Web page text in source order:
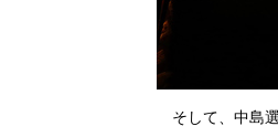
そして、中島